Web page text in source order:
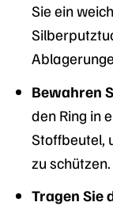
Sie ein
Bewahren
den Ring in
Stoffbeutel,
zu schützen.
Tragen Sie